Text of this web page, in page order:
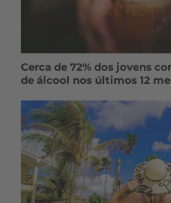
Cerca de 72% dos jovens
de álcool nos últimos 12